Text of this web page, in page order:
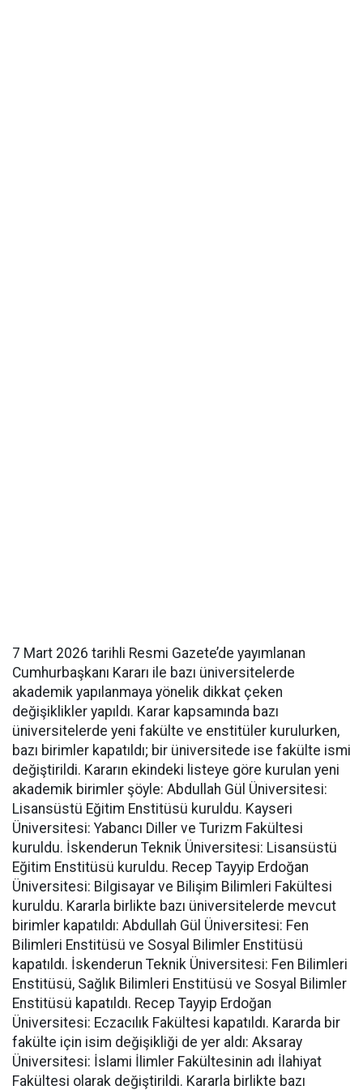
7 Mart 2026 tarihli Resmi Gazete’de yayımlanan
Cumhurbaşkanı Kararı ile bazı üniversitelerde
akademik yapılanmaya yönelik dikkat çeken
değişiklikler yapıldı. Karar kapsamında bazı
üniversitelerde yeni fakülte ve enstitüler kurulurken,
bazı birimler kapatıldı; bir üniversitede ise fakülte ismi
değiştirildi. Kararın ekindeki listeye göre kurulan yeni
akademik birimler şöyle: Abdullah Gül Üniversitesi:
Lisansüstü Eğitim Enstitüsü kuruldu. Kayseri
Üniversitesi: Yabancı Diller ve Turizm Fakültesi
kuruldu. İskenderun Teknik Üniversitesi: Lisansüstü
Eğitim Enstitüsü kuruldu. Recep Tayyip Erdoğan
Üniversitesi: Bilgisayar ve Bilişim Bilimleri Fakültesi
kuruldu. Kararla birlikte bazı üniversitelerde mevcut
birimler kapatıldı: Abdullah Gül Üniversitesi: Fen
Bilimleri Enstitüsü ve Sosyal Bilimler Enstitüsü
kapatıldı. İskenderun Teknik Üniversitesi: Fen Bilimleri
Enstitüsü, Sağlık Bilimleri Enstitüsü ve Sosyal Bilimler
Enstitüsü kapatıldı. Recep Tayyip Erdoğan
Üniversitesi: Eczacılık Fakültesi kapatıldı. Kararda bir
fakülte için isim değişikliği de yer aldı: Aksaray
Üniversitesi: İslami İlimler Fakültesinin adı İlahiyat
Fakültesi olarak değiştirildi. Kararla birlikte bazı